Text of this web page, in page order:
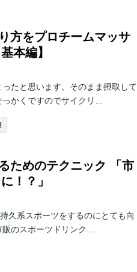
方をプロチームマッサ
本編】
たと思います。そのまま摂取して
かくですのでサイクリ…
ためのテクニック 「市
！？」
久系スポーツをするのにとても向
のスポーツドリンク…